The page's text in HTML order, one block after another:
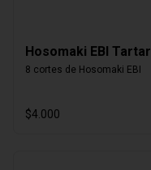
Hosomaki EBI Tartar
8 cortes de Hosomaki EBI
$4.000